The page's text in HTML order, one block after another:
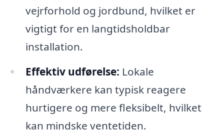
vejrforhold og jordbund, hvilket er
vigtigt for en langtidsholdbar
installation.
Effektiv udførelse: Lokale
håndværkere kan typisk reagere
hurtigere og mere fleksibelt, hvilket
kan mindske ventetiden.